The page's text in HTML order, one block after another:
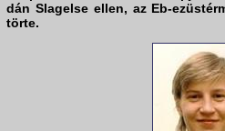
dán Slagelse ellen, az Eb-
törte.